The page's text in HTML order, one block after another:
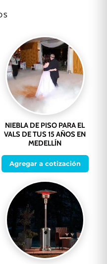
NIEBLA DE PISO PARA EL
VALS DE TUS 15 AÑOS EN
MEDELLÍN
Agregar a cotización